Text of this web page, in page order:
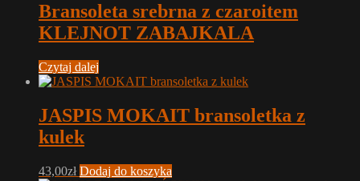
Bransoleta srebrna z czaroitem
KLEJNOT ZABAJKALA
Czytaj dalej
JASPIS MOKAIT bransoletka z
kulek
43,00zł Dodaj do koszyka